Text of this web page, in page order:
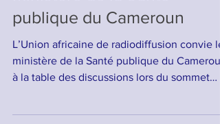
ministère de la Santé
publique du Cameroun
L’Union africaine de radiodiffusion convie le
ministère de la Santé publique du
sur...